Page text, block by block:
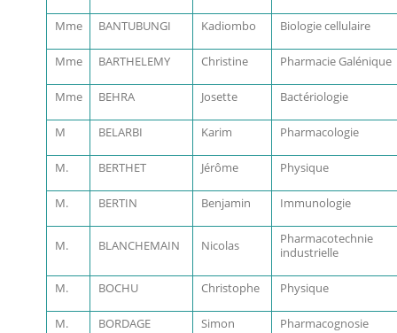
Mme BANTUBUNGI Kadiombo Biologie cellulaire
Mme BARTHELEMY Christine Pharmacie Galénique
Mme BEHRA Josette Bactériologie
M BELARBI Karim Pharmacologie
M. BERTHET Jérôme Physique
M. BERTIN Benjamin Immunologie
M. BLANCHEMAIN Nicolas
Pharmacotechnie
industrielle
M. BOCHU Christophe Physique
M. BORDAGE Simon Pharmacognosie